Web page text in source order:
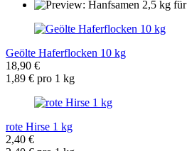
Geölte Haferflocken 10 kg
18,90 €
1,89 € pro 1 kg
rote Hirse 1 kg
2,40 €